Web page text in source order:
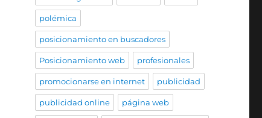
polémica
posicionamiento en buscadores
Posicionamiento web profesionales
promocionarse en internet publicidad
publicidad online página web